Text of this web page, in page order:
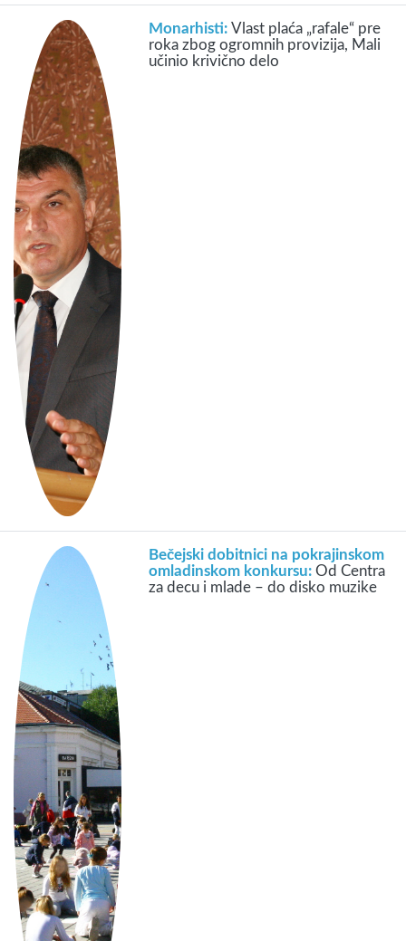
Monarhisti:Vlast plaća „rafale“ pre
roka zbog ogromnih provizija, Mali
učinio krivično delo
Bečejski dobitnici na pokrajinskom
omladinskom konkursu:Od Centra
za decu i mlade – do disko muzike